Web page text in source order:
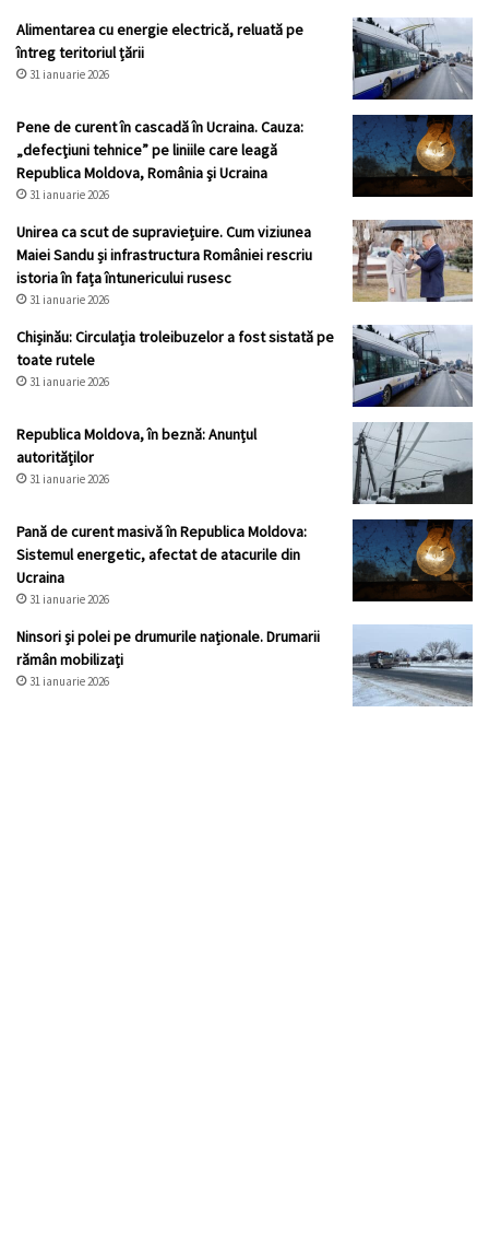
Alimentarea cu energie electrică, reluată pe
întreg teritoriul țării
31 ianuarie 2026
Pene de curent în cascadă în Ucraina. Cauza:
„defecţiuni tehnice” pe liniile care leagă
Republica Moldova, România şi Ucraina
31 ianuarie 2026
Unirea ca scut de supraviețuire. Cum viziunea
Maiei Sandu și infrastructura României rescriu
istoria în fața întunericului rusesc
31 ianuarie 2026
Chișinău: Circulația troleibuzelor a fost sistată pe
toate rutele
31 ianuarie 2026
Republica Moldova, în beznă: Anunțul
autorităților
31 ianuarie 2026
Pană de curent masivă în Republica Moldova:
Sistemul energetic, afectat de atacurile din
Ucraina
31 ianuarie 2026
Ninsori și polei pe drumurile naționale. Drumarii
rămân mobilizați
31 ianuarie 2026